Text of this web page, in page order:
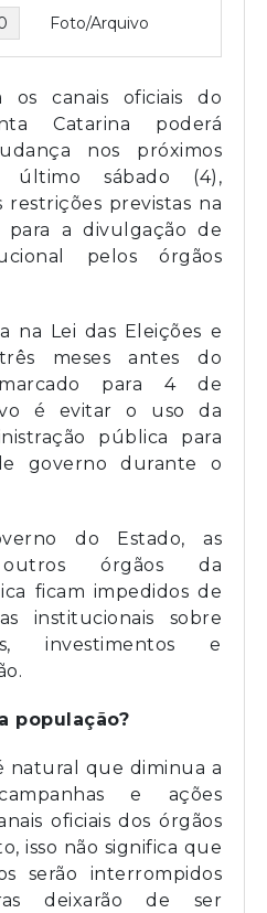
Foto/Arquivo
os canais oficiais do
Catarina poderá
nos próximos
último sábado (4),
restrições previstas na
para a divulgação de
pelos órgãos
na Lei das Eleições e
meses antes do
para 4 de
é evitar o uso da
pública para
governo durante o
do Estado, as
órgãos da
ficam impedidos de
institucionais sobre
investimentos e
população?
natural que diminua a
e ações
oficiais dos órgãos
isso não significa que
serão interrompidos
deixarão de ser